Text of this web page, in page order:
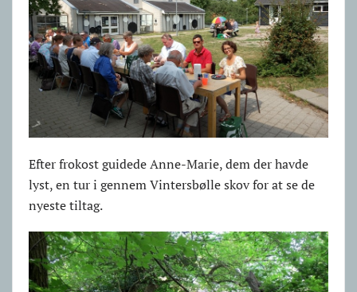
Efter frokost guidede Anne-Marie, dem der havde
lyst, en tur i gennem Vintersbølle skov for at se de
nyeste tiltag.